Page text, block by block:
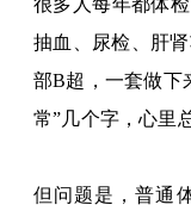
很多人每年都体
抽血、尿检、肝
部B超，一套做下
常”几个字，心里
但问题是，普通